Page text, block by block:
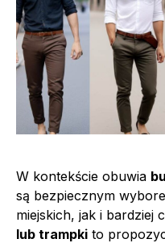
W kontekście obuwia
są bezpiecznym
miejskich, jak i bardziej
lub trampki to